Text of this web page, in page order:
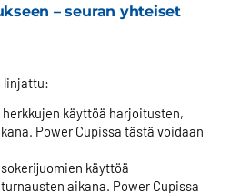
– seuran yhteiset
linjattu:
herkkujen käyttöä harjoitusten,
Power Cupissa tästä voidaan
käyttöä
aikana. Power Cupissa